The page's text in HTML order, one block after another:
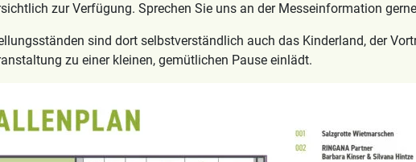
zur Verfügung. Sprechen Sie uns an der Messeinformation
sind dort selbstverständlich auch das Kinderland, der
zu einer kleinen, gemütlichen Pause einlädt.